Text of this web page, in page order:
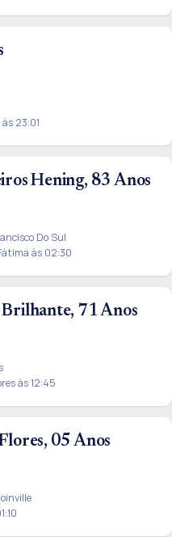
23:01
Hening, 83 Anos
Do Sul
às 02:30
71 Anos
às 12:45
05 Anos